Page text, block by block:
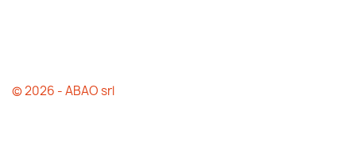
© 2026 - ABAO srl